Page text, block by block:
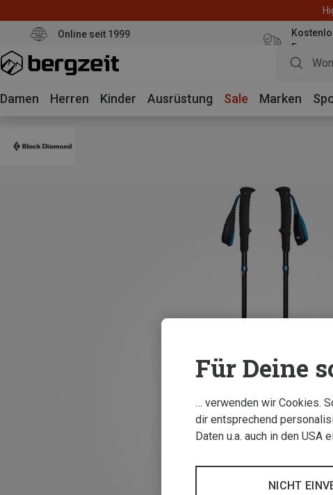
Online seit 1999
Euro
Damen Herren Kinder Ausrüstung Sale Marken
Für Deine
… verwenden wir Cookies.
dir entsprechend
Daten u.a. auch in den
NICHT